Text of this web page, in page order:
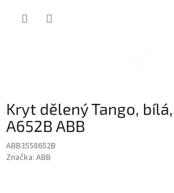
Kryt dělený Tango,
A652B ABB
ABB3558652B
Značka: ABB